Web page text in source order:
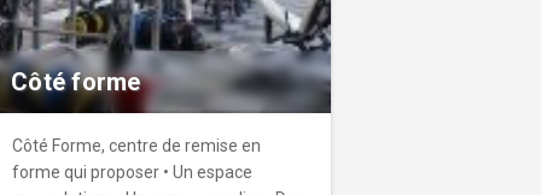
Côté forme
Côté Forme, centre de remise en
forme qui proposer • Un espace